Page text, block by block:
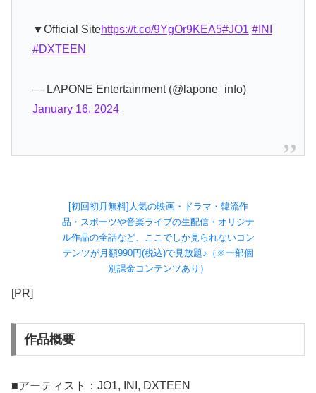
▼Official Sitehttps://t.co/9YgOr9KEA5#JO1 #INI
#DXTEEN
— LAPONE Entertainment (@lapone_info)
January 16, 2024
[初回初月無料]人気の映画・ドラマ・韓流作
品・スポーツや音楽ライブの生配信・オリジナ
ル作品の全話など、ここでしか見られないコン
テンツが月額990円(税込)で見放題♪（※一部個
別課金コンテンツあり）
[PR]
作品概要
■アーティスト：JO1, INI, DXTEEN